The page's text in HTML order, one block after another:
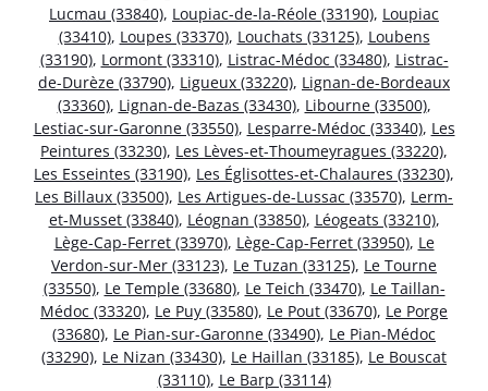
Lucmau (33840), Loupiac-de-la-Réole (33190), Loupiac
(33410), Loupes (33370), Louchats (33125), Loubens
(33190), Lormont (33310), Listrac-Médoc (33480), Listrac-
de-Durèze (33790), Ligueux (33220), Lignan-de-Bordeaux
(33360), Lignan-de-Bazas (33430), Libourne (33500),
Lestiac-sur-Garonne (33550), Lesparre-Médoc (33340), Les
Peintures (33230), Les Lèves-et-Thoumeyragues (33220),
Les Esseintes (33190), Les Églisottes-et-Chalaures (33230),
Les Billaux (33500), Les Artigues-de-Lussac (33570), Lerm-
et-Musset (33840), Léognan (33850), Léogeats (33210),
Lège-Cap-Ferret (33970), Lège-Cap-Ferret (33950), Le
Verdon-sur-Mer (33123), Le Tuzan (33125), Le Tourne
(33550), Le Temple (33680), Le Teich (33470), Le Taillan-
Médoc (33320), Le Puy (33580), Le Pout (33670), Le Porge
(33680), Le Pian-sur-Garonne (33490), Le Pian-Médoc
(33290), Le Nizan (33430), Le Haillan (33185), Le Bouscat
(33110), Le Barp (33114)